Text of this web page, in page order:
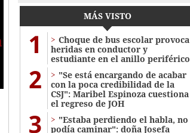
MÁS VISTO
1
Choque de bus escolar provoca
heridas en conductor y
estudiante en el anillo periférico
2
"Se está encargando de acabar
con la poca credibilidad de la
CSJ": Maribel Espinoza cuestiona
el regreso de JOH
3
"Estaba perdiendo el habla, no
podía caminar": doña Josefa